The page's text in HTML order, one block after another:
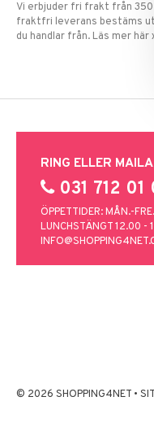
Vi erbjuder fri frakt från 350
fraktfri leverans bestäms
du handlar från. Läs mer här
RING ELLER
031 712 01
ÖPPETTIDER: MÅN.-
LUNCHSTÄNGT 12.00 -
© 2026 SHOPPING4NET •